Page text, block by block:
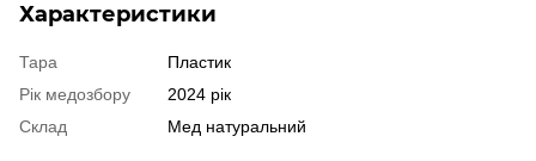
Характеристики
Тара
Пластик
Рік медозбору
2024 рік
Склад
Мед натуральний